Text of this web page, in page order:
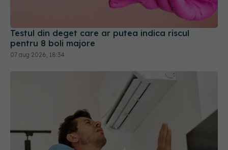
Testul din deget care ar putea indica riscul
pentru 8 boli majore
07 aug 2026, 18:34